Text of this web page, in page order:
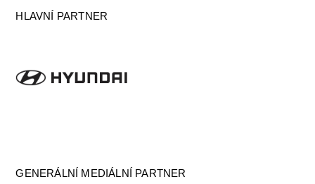
HLAVNÍ PARTNER
GENERÁLNÍ MEDIÁLNÍ PARTNER